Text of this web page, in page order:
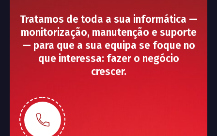
Tratamos de toda a sua informática —
monitorização, manutenção e suporte
— para que a sua equipa se foque no
que interessa: fazer o negócio
crescer.